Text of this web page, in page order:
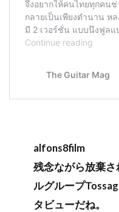
alfons8film
残念ながら放棄
ルグループ
タビューだね。